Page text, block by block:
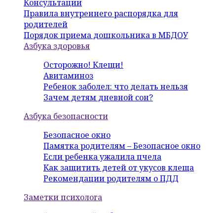
Консультации
Правила внутреннего распорядка для
родителей
Порядок приема дошкольника в МБДОУ
Азбука здоровья
Осторожно! Клещи!
Авитаминоз
Ребенок заболел: что делать нельзя
Зачем детям дневной сон?
Азбука безопасности
Безопасное окно
Памятка родителям – Безопасное окно
Если ребенка ужалила пчела
Как защитить детей от укусов клеща
Рекомендации родителям о ПДД
Заметки психолога